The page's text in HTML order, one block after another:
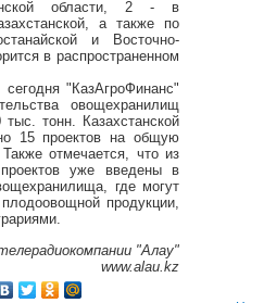
области, 2 - в
а также по
и Восточно-
в распространенном
"КазАгроФинанс"
овощехранилищ
тонн. Казахстанской
15 проектов на общую
отмечается, что из
уже введены в
где могут
продукции,
"Алау"
www.alau.kz